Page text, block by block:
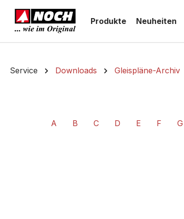
Zur Hauptnavigation springen
Produkte
Neuheiten
Service Downloads Gleispläne-Archiv
A B C D E F G